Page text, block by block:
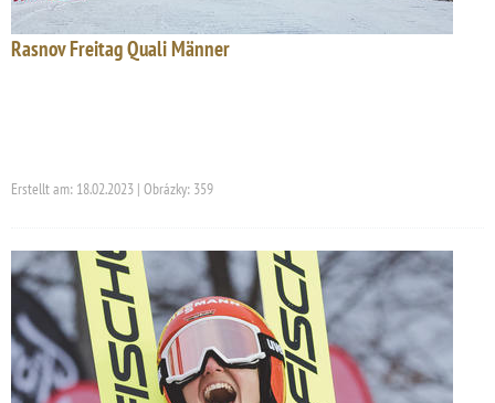
Rasnov Freitag Quali Männer
Erstellt am: 18.02.2023 | Obrázky: 359